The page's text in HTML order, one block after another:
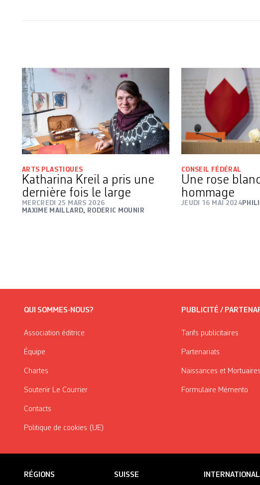
ARTS PLASTIQUES
Katharina Kreil a pris une
dernière fois le large
MERCREDI 25 MARS 2026
MAXIME MAILLARD, RODERIC MOUNIR
CONSEIL FÉDÉRAL
Une rose
hommage
JEUDI 16 MAI 2024
QUI SOMMES-NOUS?
Association éditrice
Équipe
Chartes
Soutenir Le Courrier
Contacts
Politique de cookies (UE)
PUBLICITÉ /
Tarifs publicitaires
Partenariats
Naissances et Mortuaires
Formulaire Mémento
RÉGIONS SUISSE INTERNATIONAL